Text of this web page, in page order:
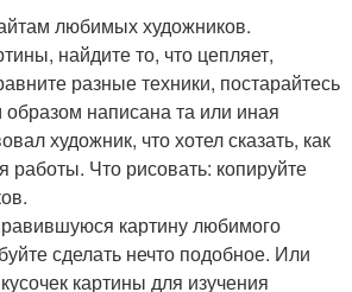
любимых художников.
найдите то, что цепляет,
разные техники, постарайтесь
образом написана та или иная
художник, что хотел сказать, как
работы. Что рисовать: копируйте
картину любимого
сделать нечто подобное. Или
картины для изучения